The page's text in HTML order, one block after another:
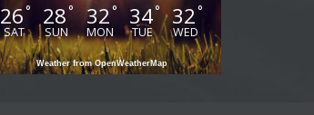
26°
SAT
28°
SUN
32°
MON
34°
TUE
32°
WED
Weather from OpenWeatherMap